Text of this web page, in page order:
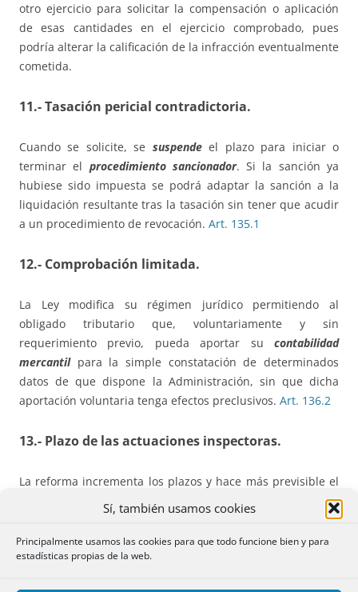
Sí, también usamos cookies
Principalmente usamos las cookies para que todo funcione bien y para
estadísticas propias de la web.
otro ejercicio para solicitar la compensación o aplicación
de esas cantidades en el ejercicio comprobado, pues
podría alterar la calificación de la infracción eventualmente
cometida.
11.- Tasación pericial contradictoria.
Cuando se solicite, se suspendeel plazo para iniciar o
terminar el procedimiento sancionador. Si la sanción ya
hubiese sido impuesta se podrá adaptar la sanción a la
liquidación resultante tras la tasación sin tener que acudir
a un procedimiento de revocación. Art. 135.1
12.- Comprobación limitada.
La Ley modifica su régimen jurídico permitiendo al
obligado tributario que, voluntariamente y sin
requerimiento previo, pueda aportar su contabilidad
mercantilpara la simple constatación de determinados
datos de que dispone la Administración, sin que dicha
aportación voluntaria tenga efectos preclusivos. Art. 136.2
13.- Plazo de las actuaciones inspectoras.
La reforma incrementa los plazos y hace más previsible el
cálculo de su conclusión. El plazo ordinario pasa de 12 a18
, aunque no se hace referencia como antes a su
ampliación. Será de 27 meses en los casos que se expresan
en elart. 150. Las consecuencias de la